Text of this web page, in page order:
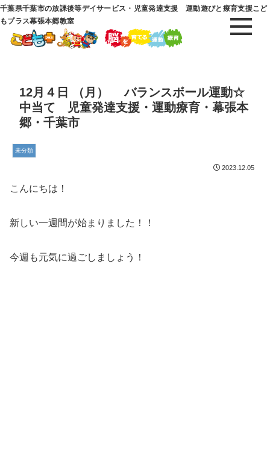
千葉県千葉市の放課後等デイサービス・児童発達支援 運動遊びと療育支援こど
もプラス幕張本郷教室
12月４日 （月） バランスボール運動☆
中当て 児童発達支援・運動療育・幕張本
郷・千葉市
未分類
2023.12.05
こんにちは！
新しい一週間が始まりました！！
今週も元気に過ごしましょう！